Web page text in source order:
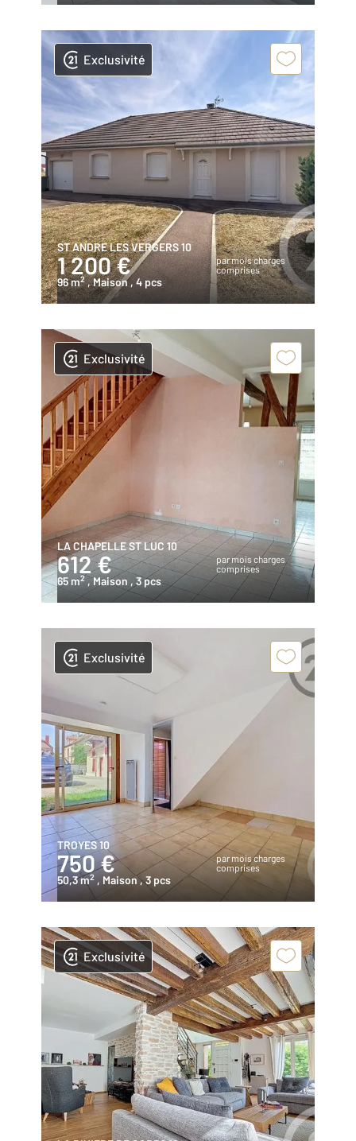
Exclusivité
ST ANDRE LES VERGERS 10
1 200 €
par mois charges
comprises
96 m2 , Maison , 4 pcs
Exclusivité
LA CHAPELLE ST LUC 10
612 €
par mois charges
comprises
65 m2 , Maison , 3 pcs
Exclusivité
TROYES 10
750 €
par mois charges
comprises
50,3 m2 , Maison, 3 pcs
Exclusivité